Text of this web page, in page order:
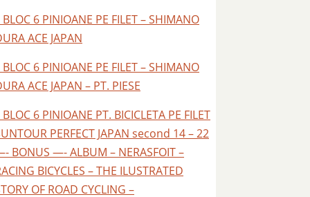
BLOC 6 PINIOANE PE FILET – SHIMANO
ACE JAPAN
BLOC 6 PINIOANE PE FILET – SHIMANO
ACE JAPAN – PT. PIESE
BLOC 6 PINIOANE PT. BICICLETA PE FILET
PERFECT JAPAN second 14 – 22
BONUS —- ALBUM – NERASFOIT –
BICYCLES – THE ILUSTRATED
OF ROAD CYCLING –